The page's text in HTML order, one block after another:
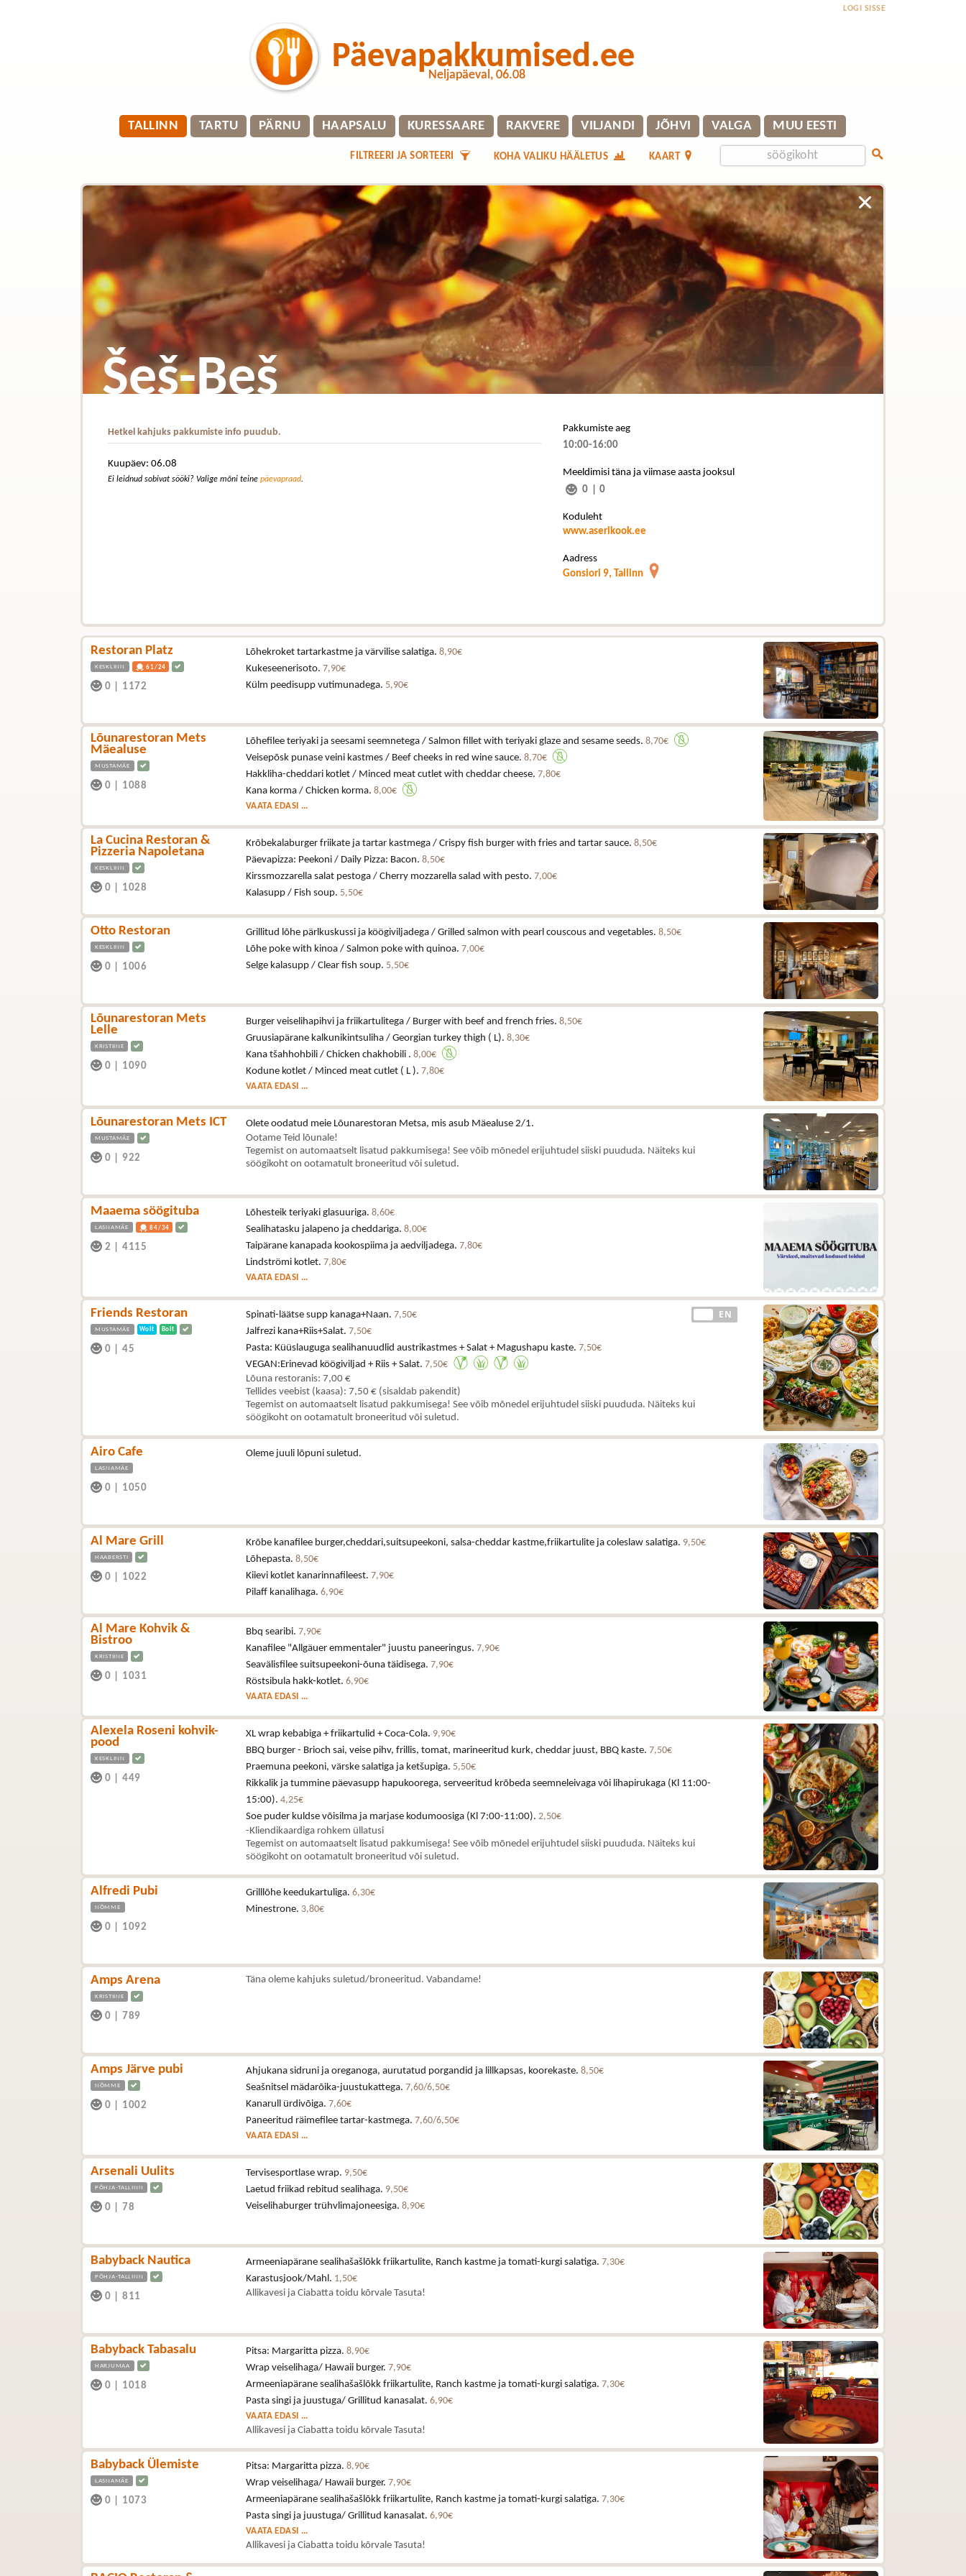
LOGI SISSE
Päevapakkumised.ee
Neljapäeval, 06.08
TALLINN TARTU PÄRNU HAAPSALU KURESSAARE RAKVERE VILJANDI JÕHVI VALGA MUU EESTI
KAART
KOHA VALIKU HÄÄLETUS
FILTREERI JA SORTEERI
Šeš-Beš
Hetkel kahjuks pakkumiste info puudub.
Kuupäev: 06.08
Ei leidnud sobivat sööki? Valige mõni teine päevapraad.
Pakkumiste aeg
10:00-16:00
Meeldimisi täna ja viimase aasta jooksul
0 |0
Koduleht
www.aserikook.ee
Aadress
Gonsiori 9, Tallinn
Restoran Platz
KESKLINN 61/24
0 1172
Lõhekroket tartarkastme ja värvilise salatiga. 8,90€
Kukeseenerisoto. 7,90€
Külm peedisupp vutimunadega. 5,90€
Lõunarestoran Mets
Mäealuse
MUSTAMÄE
0 1088
Lõhefilee teriyaki ja seesami seemnetega / Salmon fillet with teriyaki glaze and sesame seeds. 8,70€
Veisepõsk punase veini kastmes / Beef cheeks in red wine sauce. 8,70€
Hakkliha-cheddari kotlet / Minced meat cutlet with cheddar cheese. 7,80€
Kana korma / Chicken korma. 8,00€
VAATA EDASI ...
La Cucina Restoran &
Pizzeria Napoletana
KESKLINN
0 1028
Krõbekalaburger friikate ja tartar kastmega / Crispy fish burger with fries and tartar sauce. 8,50€
Päevapizza: Peekoni / Daily Pizza: Bacon. 8,50€
Kirssmozzarella salat pestoga / Cherry mozzarella salad with pesto. 7,00€
Kalasupp / Fish soup. 5,50€
Otto Restoran
KESKLINN
0 1006
Grillitud lõhe pärlkuskussi ja köögiviljadega / Grilled salmon with pearl couscous and vegetables. 8,50€
Lõhe poke with kinoa / Salmon poke with quinoa. 7,00€
Selge kalasupp / Clear fish soup. 5,50€
Lõunarestoran Mets
Lelle
KRISTIINE
0 1090
Burger veiselihapihvi ja friikartulitega / Burger with beef and french fries. 8,50€
Gruusiapärane kalkunikintsuliha / Georgian turkey thigh ( L). 8,30€
Kana tšahhohbili / Chicken chakhobili . 8,00€
Kodune kotlet / Minced meat cutlet ( L ). 7,80€
VAATA EDASI ...
Lõunarestoran Mets ICT
MUSTAMÄE
0 922
Olete oodatud meie Lõunarestoran Metsa, mis asub Mäealuse 2/1.
Ootame Teid lõunale!
Tegemist on automaatselt lisatud pakkumisega! See võib mõnedel erijuhtudel siiski puududa. Näiteks kui
söögikoht on ootamatult broneeritud või suletud.
Maaema söögituba
LASNAMÄE 84/34
2 4115
Lõhesteik teriyaki glasuuriga. 8,60€
Sealihatasku jalapeno ja cheddariga. 8,00€
Taipärane kanapada kookospiima ja aedviljadega. 7,80€
Lindströmi kotlet. 7,80€
VAATA EDASI ...
Friends Restoran
MUSTAMÄE Wolt Bolt
0 45
EN
Spinati-läätse supp kanaga+Naan. 7,50€
Jalfrezi kana+Riis+Salat. 7,50€
Pasta: Küüslauguga sealihanuudlid austrikastmes + Salat + Magushapu kaste. 7,50€
VEGAN:Erinevad köögiviljad + Riis + Salat. 7,50€
Lõuna restoranis: 7,00 €
Tellides veebist (kaasa): 7,50 € (sisaldab pakendit)
Tegemist on automaatselt lisatud pakkumisega! See võib mõnedel erijuhtudel siiski puududa. Näiteks kui
söögikoht on ootamatult broneeritud või suletud.
Airo Cafe
LASNAMÄE
0 1050
Oleme juuli lõpuni suletud.
Al Mare Grill
HAABERSTI
0 1022
Krõbe kanafilee burger,cheddari,suitsupeekoni, salsa-cheddar kastme,friikartulite ja coleslaw salatiga. 9,50€
Lõhepasta. 8,50€
Kiievi kotlet kanarinnafileest. 7,90€
Pilaff kanalihaga. 6,90€
Al Mare Kohvik &
Bistroo
KRISTIINE
0 1031
Bbq searibi. 7,90€
Kanafilee "Allgäuer emmentaler" juustu paneeringus. 7,90€
Seavälisfilee suitsupeekoni-õuna täidisega. 7,90€
Röstsibula hakk-kotlet. 6,90€
VAATA EDASI ...
Alexela Roseni kohvik-
pood
KESKLINN
0 449
XL wrap kebabiga + friikartulid + Coca-Cola. 9,90€
BBQ burger - Brioch sai, veise pihv, frillis, tomat, marineeritud kurk, cheddar juust, BBQ kaste. 7,50€
Praemuna peekoni, värske salatiga ja ketšupiga. 5,50€
Rikkalik ja tummine päevasupp hapukoorega, serveeritud krõbeda seemneleivaga või lihapirukaga (Kl 11:00-
15:00). 4,25€
Soe puder kuldse võisilma ja marjase kodumoosiga (Kl 7:00-11:00). 2,50€
-Kliendikaardiga rohkem üllatusi
Tegemist on automaatselt lisatud pakkumisega! See võib mõnedel erijuhtudel siiski puududa. Näiteks kui
söögikoht on ootamatult broneeritud või suletud.
Alfredi Pubi
NÕMME
0 1092
Grilllõhe keedukartuliga. 6,30€
Minestrone. 3,80€
Amps Arena
KRISTIINE
0 789
Täna oleme kahjuks suletud/broneeritud. Vabandame!
Amps Järve pubi
NÕMME
0 1002
Ahjukana sidruni ja oreganoga, aurutatud porgandid ja lillkapsas, koorekaste. 8,50€
Seašnitsel mädarõika-juustukattega. 7,60/6,50€
Kanarull ürdivõiga. 7,60€
Paneeritud räimefilee tartar-kastmega. 7,60/6,50€
VAATA EDASI ...
Arsenali Uulits
PÕHJA-TALLINN
0 78
Tervisesportlase wrap. 9,50€
Laetud friikad rebitud sealihaga. 9,50€
Veiselihaburger trühvlimajoneesiga. 8,90€
Babyback Nautica
PÕHJA-TALLINN
0 811
Armeeniapärane sealihašašlõkk friikartulite, Ranch kastme ja tomati-kurgi salatiga. 7,30€
Karastusjook/Mahl. 1,50€
Allikavesi ja Ciabatta toidu kõrvale Tasuta!
Babyback Tabasalu
HARJUMAA
0 1018
Pitsa: Margaritta pizza. 8,90€
Wrap veiselihaga/ Hawaii burger. 7,90€
Armeeniapärane sealihašašlõkk friikartulite, Ranch kastme ja tomati-kurgi salatiga. 7,30€
Pasta singi ja juustuga/ Grillitud kanasalat. 6,90€
VAATA EDASI ...
Allikavesi ja Ciabatta toidu kõrvale Tasuta!
Babyback Ülemiste
LASNAMÄE
0 1073
Pitsa: Margaritta pizza. 8,90€
Wrap veiselihaga/ Hawaii burger. 7,90€
Armeeniapärane sealihašašlõkk friikartulite, Ranch kastme ja tomati-kurgi salatiga. 7,30€
Pasta singi ja juustuga/ Grillitud kanasalat. 6,90€
VAATA EDASI ...
Allikavesi ja Ciabatta toidu kõrvale Tasuta!